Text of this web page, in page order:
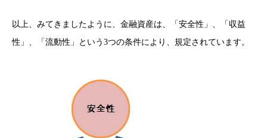
以上、みてきましたように、金融資産は、「安全性」、「収益
性」、「流動性」という3つの条件により、規定されています。